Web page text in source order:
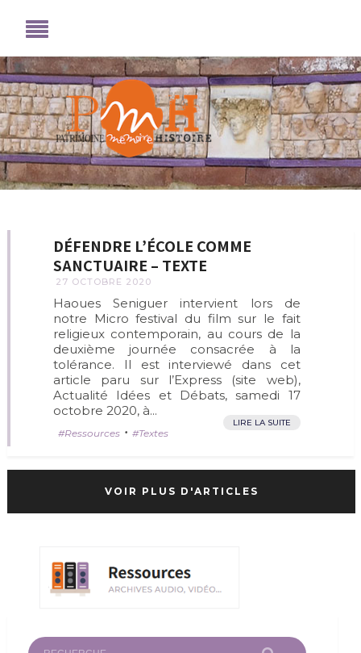
DÉFENDRE L’ÉCOLE COMME
SANCTUAIRE – TEXTE
27 OCTOBRE 2020
Haoues Seniguer intervient lors de
notre Micro festival du film sur le fait
religieux contemporain, au cours de la
deuxième journée consacrée à la
tolérance. Il est interviewé dans cet
article paru sur l’Express (site web),
Actualité Idées et Débats, samedi 17
octobre 2020, à...
LIRE LA SUITE
Ressources • Textes
VOIR PLUS D'ARTICLES